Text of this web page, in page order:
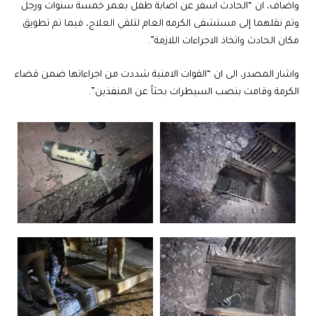
واضاف، ان “الحادث اسفر عن اصابة طفل بعمر خمسة سنوات ورجل
وتم نقلهما إلى مستشفى الكرمه العام لتلقي العلاج، فيما تم تطويق
مكان الحادث واتخاذ الاجراءات اللازمة”.
واشار المصدر، الى ان “القوات الامنية شددت من اجراءاتها ضمن قضاء
الكرمة وقامت بنصب السيطرات بحثاً عن المنفذين”.